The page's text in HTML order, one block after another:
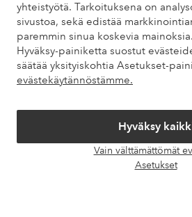
yhteistyötä. Tarkoituksena on
sivustoa, sekä edistää
paremmin sinua koskevia
Hyväksy-painiketta suostut
säätää yksityiskohtia Asetukset-
evästekäytännöstämme.
Hyväksy
Vain välttämättömät
Asetukset
Asiakaspalvelu Tilaukset
Omat sivut
Tietoa Elloksesta